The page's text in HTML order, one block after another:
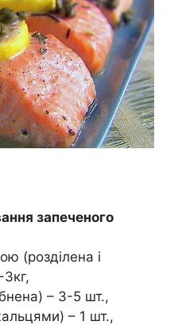
запеченого
(розділена і
– 3-5 шт.,
– 1 шт.,